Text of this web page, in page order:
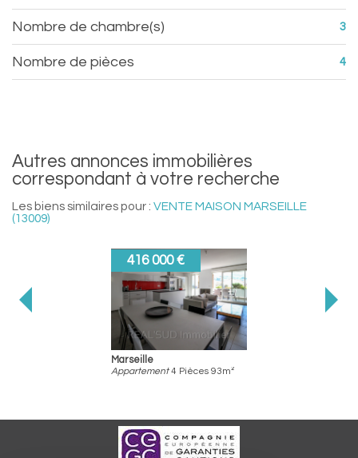
Nombre de chambre(s) 3
Nombre de pièces 4
autres annonces immobilières
correspondant à votre recherche
Les biens similaires pour : VENTE MAISON MARSEILLE
(13009)
416 000 €
Marseille
Appartement4 Pièces 93m²